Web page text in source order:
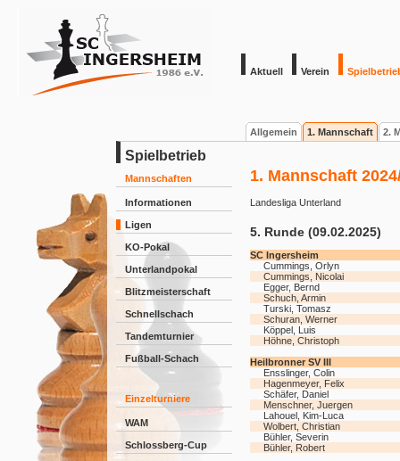
Aktuell Verein
Allgemein 1. Mannschaft 2.
Spielbetrieb
Mannschaften
Informationen
Ligen
KO-Pokal
Unterlandpokal
Blitzmeisterschaft
Schnellschach
Tandemturnier
Fußball-Schach
Einzelturniere
WAM
Schlossberg-Cup
1. Mannschaft
Landesliga Unterland
5. Runde (09.02.2025)
SC Ingersheim
Cummings, Orlyn
Cummings, Nicolai
Egger, Bernd
Schuch, Armin
Turski, Tomasz
Schuran, Werner
Köppel, Luis
Höhne, Christoph
Heilbronner SV III
Ensslinger, Colin
Hagenmeyer, Felix
Schäfer, Daniel
Menschner, Juergen
Lahouel, Kim-Luca
Wolbert, Christian
Bühler, Severin
Bühler, Robert